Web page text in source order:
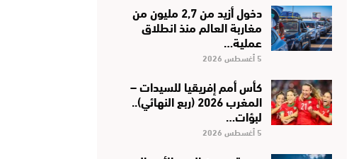
دخول أزيد من 2,7 مليون من
مغاربة العالم منذ انطلاق
عملية…
5 أغسطس 2026
كأس أمم إفريقيا للسيدات –
المغرب 2026 (ربع النهائي)..
لبؤات…
5 أغسطس 2026